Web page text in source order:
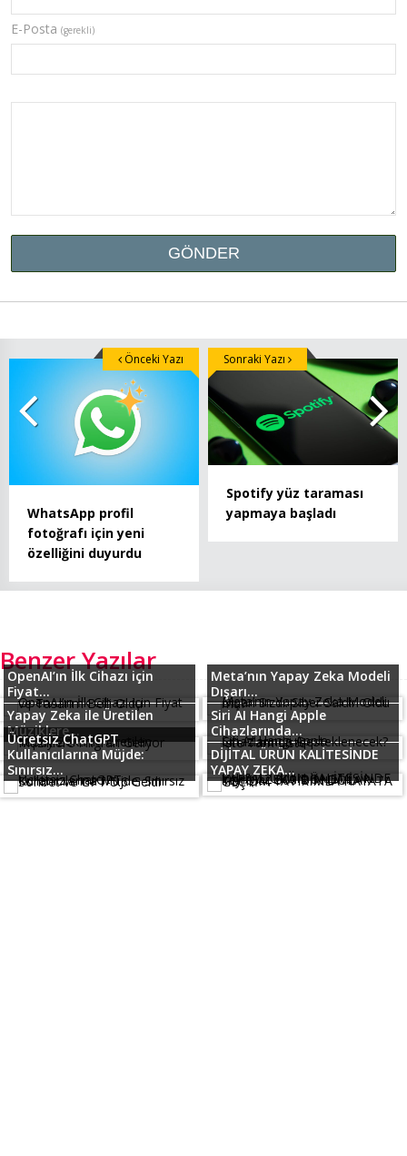
E-Posta (gerekli)
WhatsApp profil
fotoğrafı için yeni
özelliğini duyurdu
Önceki Yazı
Spotify yüz taraması
yapmaya başladı
Sonraki Yazı
Benzer Yazılar
OpenAI’ın İlk Cihazı için
Fiyat...
Meta’nın Yapay Zeka Modeli
Dışarı...
Yapay Zeka ile Üretilen
Müziklere...
Siri AI Hangi Apple
Cihazlarında...
Ücretsiz ChatGPT
Kullanıcılarına Müjde:
Sınırsız...
DİJİTAL ÜRÜN KALİTESİNDE
YAPAY ZEKA...